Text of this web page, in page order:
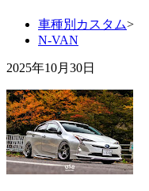
車種別カスタム>
N-VAN
2025年10月30日